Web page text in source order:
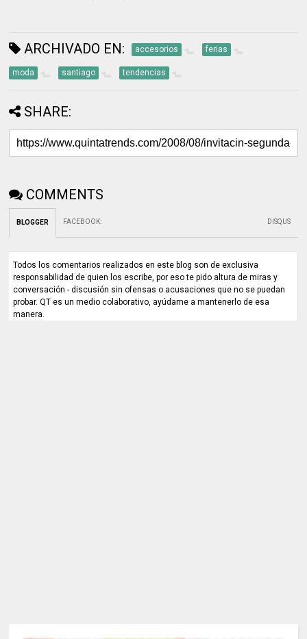
ARCHIVADO EN: accesorios ferias
moda santiago tendencias
SHARE:
COMMENTS
BLOGGER FACEBOOK: DISQUS
Todos los comentarios realizados en este blog son de exclusiva
responsabilidad de quien los escribe, por eso te pido altura de miras y
conversación - discusión sin ofensas o acusaciones que no se puedan
probar. QT es un medio colaborativo, ayúdame a mantenerlo de esa
manera.